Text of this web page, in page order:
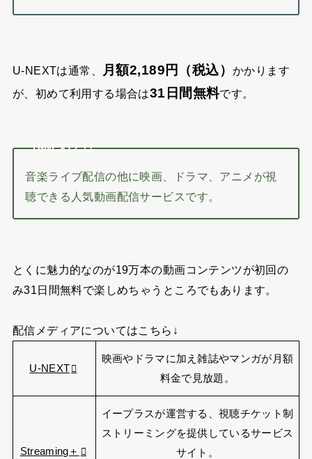
U-NEXTは通常、 月額2,189円（税込） かかります
が、初めて利用する場合は31日間無料です。
U-NEXTとは
音楽ライブ配信の他に映画、ドラマ、アニメが視
聴できる人気動画配信サービスです。
とくに魅力的なのが19万本の動画コンテンツが初回の
み31日間無料で楽しめちゃうところでもあります。
配信メディアについてはこちら↓
U-NEXT
映画やドラマに加え雑誌やマンガが月額
料金で見放題。
Streaming＋
イープラスが運営する、視聴チケット制
ストリーミングを提供しているサービス
サイト。